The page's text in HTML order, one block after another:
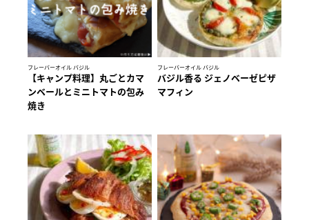
フレーバーオイル バジル
【キャンプ料理】丸ごとカマ
ンベールとミニトマトの包み
焼き
フレーバーオイル バジル
バジル香る ジェノベーゼピザ
マフィン